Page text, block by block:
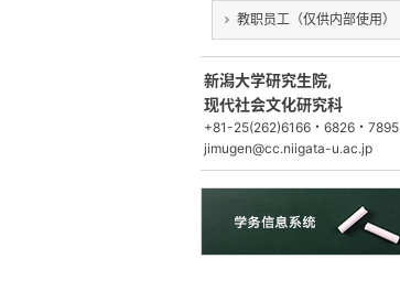
教职员工（仅供内部使用）
新潟大学研究生院,
现代社会文化研究科
+81-25(262)6166・6826・7895
jimugen@cc.niigata-u.ac.jp